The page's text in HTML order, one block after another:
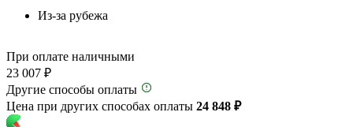
Из-за рубежа
При оплате наличными
23 007 ₽
Другие способы оплаты
Цена при других способах оплаты 24 848 ₽